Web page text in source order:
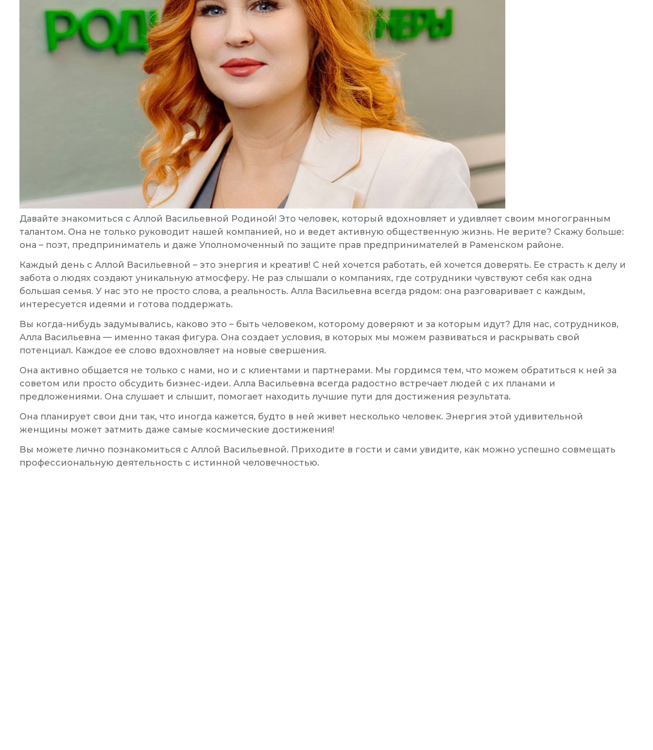
Давайте знакомиться с Аллой Васильевной Родиной! Это человек, который вдохновляет и удивляет своим многогранным
талантом. Она не только руководит нашей компанией, но и ведет активную общественную жизнь. Не верите? Скажу больше:
она – поэт, предприниматель и даже Уполномоченный по защите прав предпринимателей в Раменском районе.
Каждый день с Аллой Васильевной – это энергия и креатив! С ней хочется работать, ей хочется доверять. Ее страсть к делу и
забота о людях создают уникальную атмосферу. Не раз слышали о компаниях, где сотрудники чувствуют себя как одна
большая семья. У нас это не просто слова, а реальность. Алла Васильевна всегда рядом: она разговаривает с каждым,
интересуется идеями и готова поддержать.
Вы когда-нибудь задумывались, каково это – быть человеком, которому доверяют и за которым идут? Для нас, сотрудников,
Алла Васильевна — именно такая фигура. Она создает условия, в которых мы можем развиваться и раскрывать свой
потенциал. Каждое ее слово вдохновляет на новые свершения.
Она активно общается не только с нами, но и с клиентами и партнерами. Мы гордимся тем, что можем обратиться к ней за
советом или просто обсудить бизнес-идеи. Алла Васильевна всегда радостно встречает людей с их планами и
предложениями. Она слушает и слышит, помогает находить лучшие пути для достижения результата.
Она планирует свои дни так, что иногда кажется, будто в ней живет несколько человек. Энергия этой удивительной
женщины может затмить даже самые космические достижения!
Вы можете лично познакомиться с Аллой Васильевной. Приходите в гости и сами увидите, как можно успешно совмещать
профессиональную деятельность с истинной человечностью.